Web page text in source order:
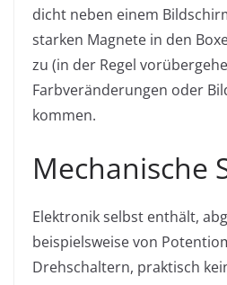
dicht neben einem
starken Magnete in den
zu (in der Regel
Farbveränderungen oder
kommen.
Mechanische
Elektronik selbst enthält,
beispielsweise von
Drehschaltern, praktisch